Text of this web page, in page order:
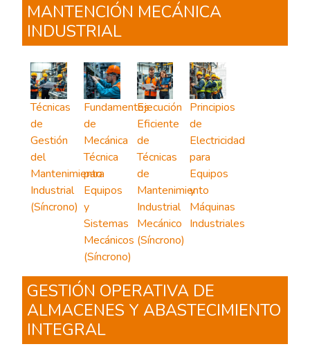
MANTENCIÓN MECÁNICA
INDUSTRIAL
Técnicas
de
Gestión
del
Mantenimiento
Industrial
(Síncrono)
Fundamentos
de
Mecánica
Técnica
para
Equipos
y
Sistemas
Mecánicos
(Síncrono)
Ejecución
Eficiente
de
Técnicas
de
Mantenimiento
Industrial
Mecánico
(Síncrono)
Principios
de
Electricidad
para
Equipos
y
Máquinas
Industriales
GESTIÓN OPERATIVA DE
ALMACENES Y ABASTECIMIENTO
INTEGRAL